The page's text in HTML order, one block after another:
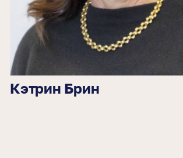
Кэтрин Брин